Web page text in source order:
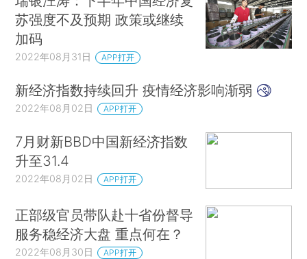
苏强度不及预期 政策或继续
加码
2022年08月31日 APP打开
新经济指数持续回升 疫情经济影响渐弱
2022年08月02日 APP打开
7月财新BBD中国新经济指数
升至31.4
2022年08月02日 APP打开
正部级官员带队赴十省份督导
服务稳经济大盘 重点何在？
2022年08月30日 APP打开